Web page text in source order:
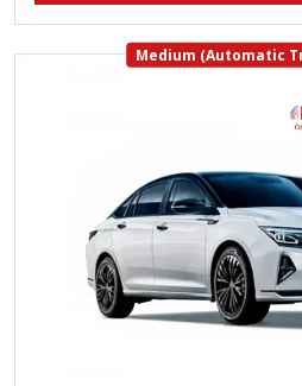
Medium (Automatic